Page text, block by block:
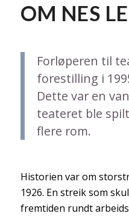
OM NES
Forløperen til
forestilling i
Dette var en
teateret ble
flere rom.
Historien var om
1926. En streik som
fremtiden rundt